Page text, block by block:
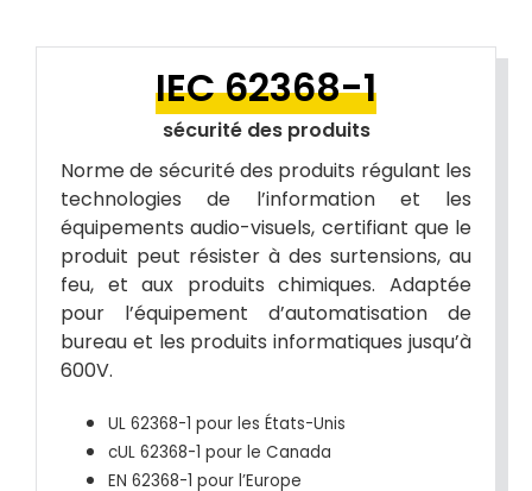
IEC 62368-1
sécurité des produits
Norme de sécurité des produits régulant les
technologies de l’information et les
équipements audio-visuels, certifiant que le
produit peut résister à des surtensions, au
feu, et aux produits chimiques. Adaptée
pour l’équipement d’automatisation de
bureau et les produits informatiques jusqu’à
600V.
UL 62368-1 pour les États-Unis
cUL 62368-1 pour le Canada
EN 62368-1 pour l’Europe